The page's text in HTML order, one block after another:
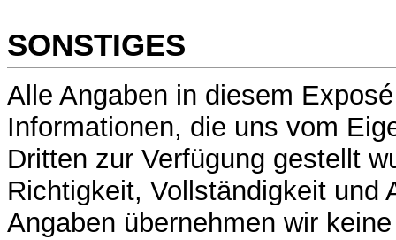
SONSTIGES
Alle Angaben in diesem
Informationen, die uns vom
Dritten zur Verfügung gestellt
Richtigkeit, Vollständigkeit und
Angaben übernehmen wir